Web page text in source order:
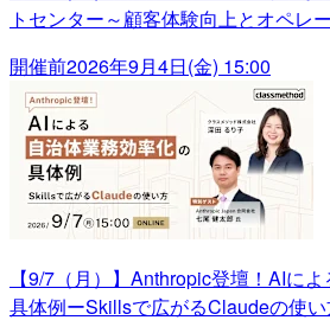
トセンター～顧客体験向上とオペレ
開催前2026年9月4日(金) 15:00
【9/7（月）】Anthropic登壇！AIに
具体例ーSkillsで広がるClaudeの使